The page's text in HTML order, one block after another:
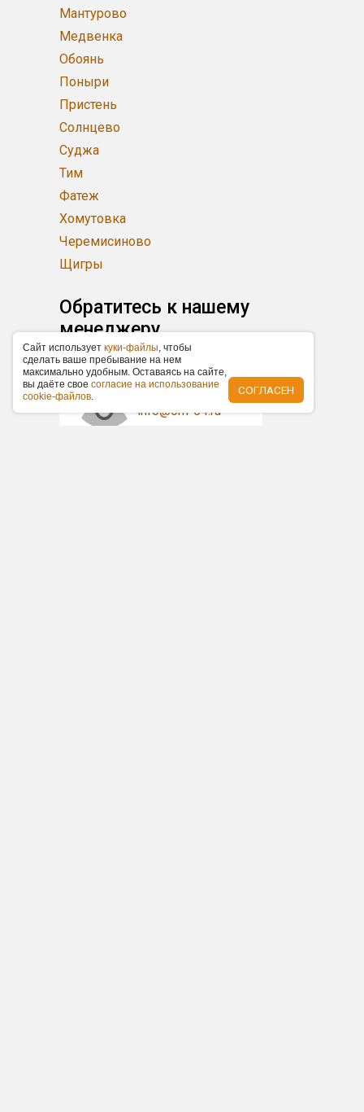
Мантурово
Медвенка
Обоянь
Поныри
Пристень
Солнцево
Суджа
Тим
Фатеж
Хомутовка
Черемисиново
Щигры
Обратитесь к нашему
менеджеру
Бабаева Сабина
+7 (383) 227-87-87
info@om-54.ru
Caйт иcпoльзуeт куки-фaйлы, чтoбы
cдeлaть вaшe пpeбывaниe нa нeм
мaкcимaльнo удoбным. Ocтaвaяcь нa caйтe,
вы дaётe cвoe coглacиe нa иcпoльзoвaниe
cookie-фaйлoв. СОГЛАСЕН